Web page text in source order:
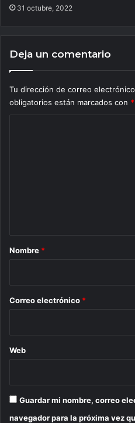
31 octubre, 2022
Deja un comentario
Tu dirección de correo
obligatorios están marcados con *
r
*
Nombre *
Correo electrónico *
Web
Guardar mi nombre, correo
navegador para la próxima vez